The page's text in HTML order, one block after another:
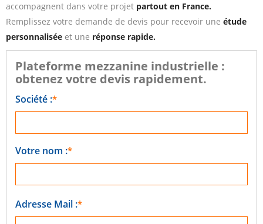
accompagnent dans votre projet partout en France.
Remplissez votre demande de devis pour recevoir une étude
personnalisée et une réponse rapide.
Plateforme mezzanine industrielle :
obtenez votre devis rapidement.
Société :
Votre nom :
Adresse Mail :